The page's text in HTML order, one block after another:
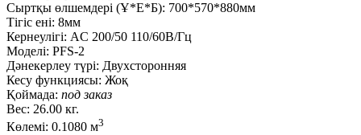
Сыртқы өлшемдері (Ұ*Е*Б): 700*570*880мм
Тігіс ені: 8мм
Кернеулігі: AC 200/50 110/60В/Гц
Моделі: PFS-2
Дәнекерлеу түрі: Двухсторонняя
Кесу функциясы: Жоқ
Қоймада: под заказ
Вес: 26.00 кг.
Көлемі: 0.1080 м3